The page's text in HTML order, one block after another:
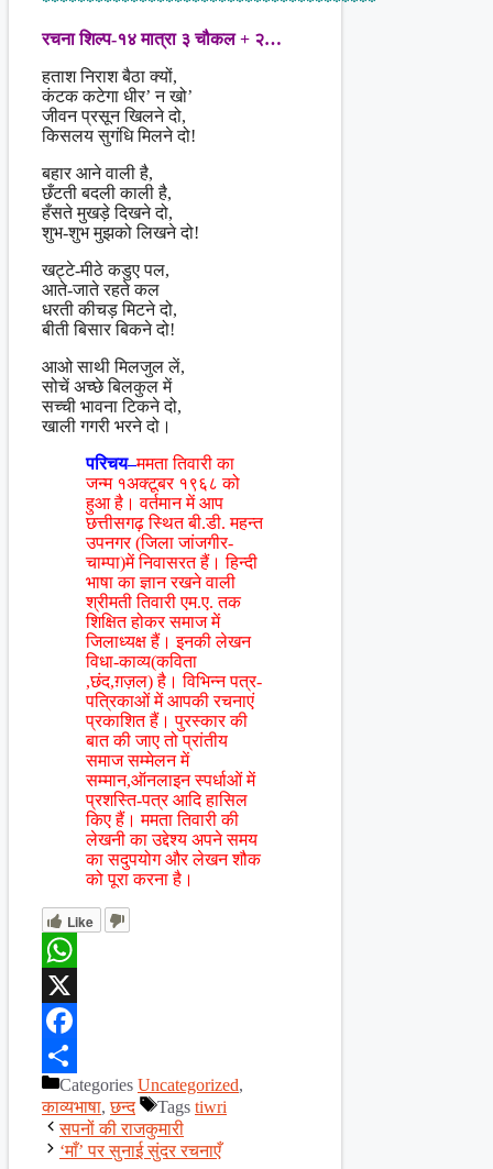
रचना शिल्प-१४ मात्रा ३ चौकल + २…
हताश निराश बैठा क्यों,
कंटक कटेगा धीर’ न खो’
जीवन प्रसून खिलने दो,
किसलय सुगंधि मिलने दो!
बहार आने वाली है,
छँटती बदली काली है,
हँसते मुखड़े दिखने दो,
शुभ-शुभ मुझको लिखने दो!
खट्टे-मीठे कडुए पल,
आते-जाते रहते कल
धरती कीचड़ मिटने दो,
बीती बिसार बिकने दो!
आओ साथी मिलजुल लें,
सोचें अच्छे बिलकुल में
सच्ची भावना टिकने दो,
खाली गगरी भरने दो।
परिचय–ममता तिवारी का
जन्म १अक्टूबर १९६८ को
हुआ है। वर्तमान में आप
छत्तीसगढ़ स्थित बी.डी. महन्त
उपनगर (जिला जांजगीर-
चाम्पा)में निवासरत हैं। हिन्दी
भाषा का ज्ञान रखने वाली
श्रीमती तिवारी एम.ए. तक
शिक्षित होकर समाज में
जिलाध्यक्ष हैं। इनकी लेखन
विधा-काव्य(कविता
,छंद,ग़ज़ल) है। विभिन्न पत्र-
पत्रिकाओं में आपकी रचनाएं
प्रकाशित हैं। पुरस्कार की
बात की जाए तो प्रांतीय
समाज सम्मेलन में
सम्मान,ऑनलाइन स्पर्धाओं में
प्रशस्ति-पत्र आदि हासिल
किए हैं। ममता तिवारी की
लेखनी का उद्देश्य अपने समय
का सदुपयोग और लेखन शौक
को पूरा करना है।
Like
WhatsApp
X
Facebook
ShareCategories Uncategorized,
काव्यभाषा,छन्द Tags tiwri
सपनों की राजकुमारी
‘माँ’ पर सुनाई सुंदर रचनाएँ